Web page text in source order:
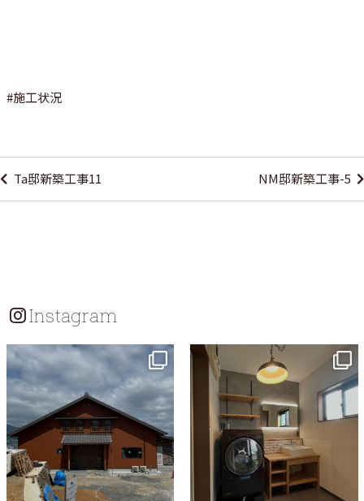
#施工状況
稿
ナ
ョ
ン
Ta邸新築工事11 NM邸新築工事-5
Instagram
tomohouseinc
7月 18
tomohouseinc
7月 13